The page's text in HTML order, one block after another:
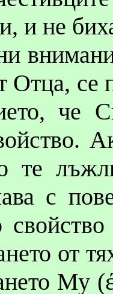
и не
Отца, се
че
те
с
от
Му (